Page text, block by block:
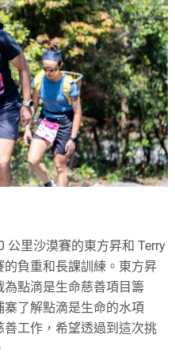
公里沙漠賽的東方昇和 Terry
負重和長課訓練。東方昇
點滴是生命慈善項目籌
了解點滴是生命的水項
工作，希望透過到這次挑